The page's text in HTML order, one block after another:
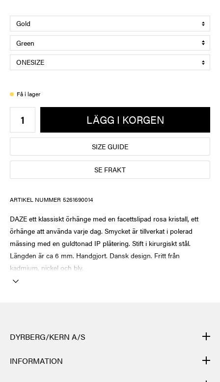
Få i lager
LÄGG I KORGEN
SIZE GUIDE
SE FRAKT
ARTIKEL NUMMER 5261690014
DAZE ett klassiskt örhänge med en facettslipad rosa kristall, ett
örhänge att använda varje dag. Smycket är tillverkat i polerad
mässing med en guldtonad IP plätering. Stift i kirurgiskt stål.
Längden är ca 6 mm. Handgjort. Dansk design. Fritt från
kadmium, nickel och bly.
DYRBERG/KERN A/S
DYRBERG/KERNs produkter är handgjorda och genomgår många
olika moment: från gjutning, polering och plätering av
grundstommen i metall till flätning av lädret för hand, till skärning,
INFORMATION